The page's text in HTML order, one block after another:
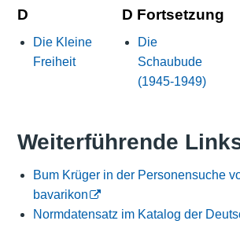
D
Die Kleine
Freiheit
D Fortsetzung
Die
Schaubude
(1945-1949)
Weiterführende
Bum Krüger in der Personensuche
bavarikon
Normdatensatz im Katalog der